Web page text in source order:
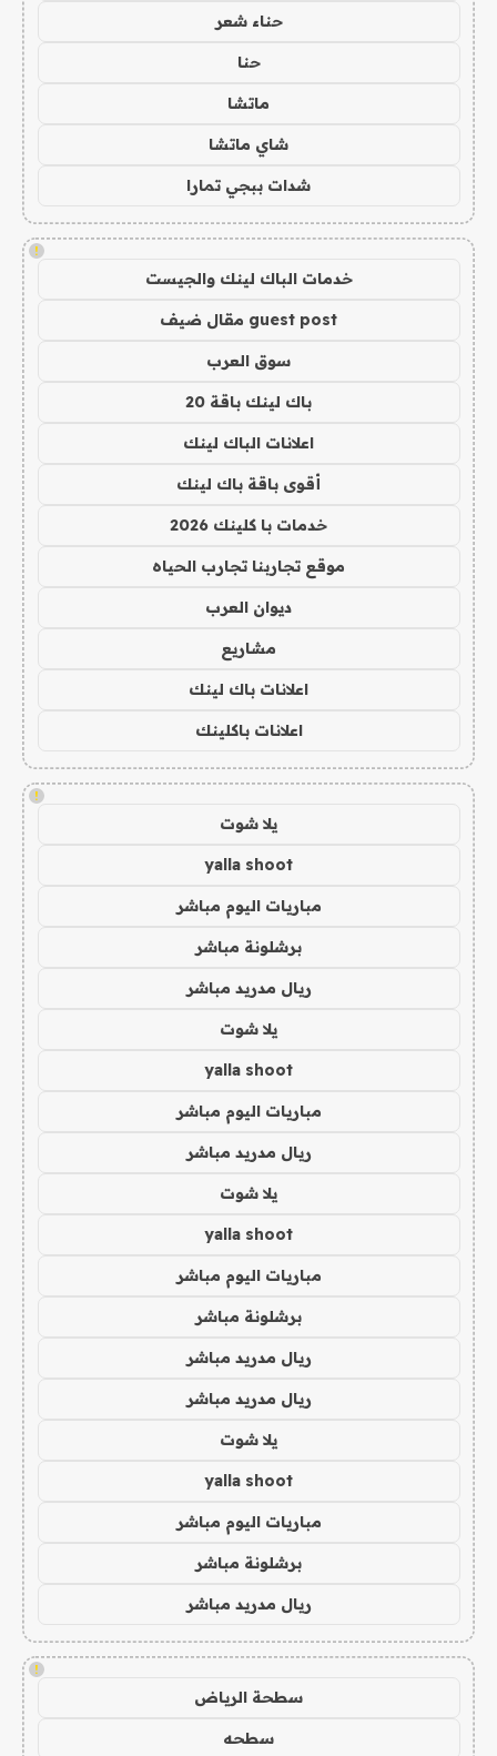
حناء شعر
حنا
ماتشا
شاي ماتشا
شدات ببجي تمارا
!
خدمات الباك لينك والجيست
guest post مقال ضيف
سوق العرب
باك لينك باقة 20
اعلانات الباك لينك
أقوى باقة باك لينك
خدمات با كلينك 2026
موقع تجاربنا تجارب الحياه
ديوان العرب
مشاريع
اعلانات باك لينك
اعلانات باكلينك
!
يلا شوت
yalla shoot
مباريات اليوم مباشر
برشلونة مباشر
ريال مدريد مباشر
يلا شوت
yalla shoot
مباريات اليوم مباشر
ريال مدريد مباشر
يلا شوت
yalla shoot
مباريات اليوم مباشر
برشلونة مباشر
ريال مدريد مباشر
ريال مدريد مباشر
يلا شوت
yalla shoot
مباريات اليوم مباشر
برشلونة مباشر
ريال مدريد مباشر
!
سطحة الرياض
سطحه